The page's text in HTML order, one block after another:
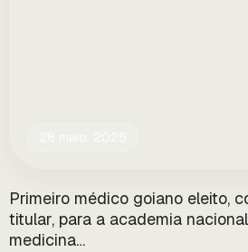
Primeiro médico goiano eleito,
titular, para a academia
medicina…